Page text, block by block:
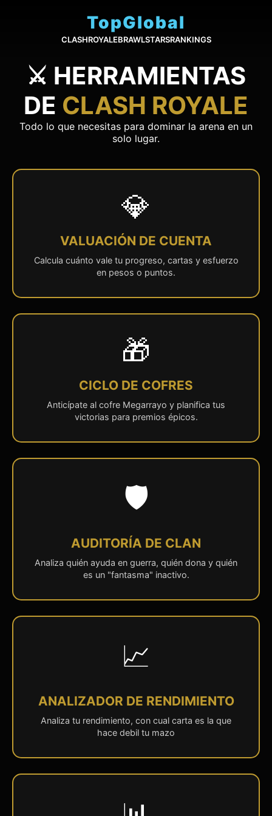
TopGlobal
CLASHROYALEBRAWLSTARSRANKINGS
⚔️ HERRAMIENTAS
DE CLASH ROYALE
Todo lo que necesitas para dominar la arena en un
solo lugar.
💎
VALUACIÓN DE CUENTA
Calcula cuánto vale tu progreso, cartas y esfuerzo
en pesos o puntos.
🎁
CICLO DE COFRES
Anticípate al cofre Megarrayo y planifica tus
victorias para premios épicos.
🛡️
AUDITORÍA DE CLAN
Analiza quién ayuda en guerra, quién dona y quién
es un "fantasma" inactivo.
📈
ANALIZADOR DE RENDIMIENTO
Analiza tu rendimiento, con cual carta es la que
hace debil tu mazo